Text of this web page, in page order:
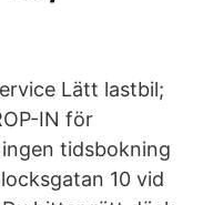
Lätt lastbil;
IN för
tidsbokning
10 vid